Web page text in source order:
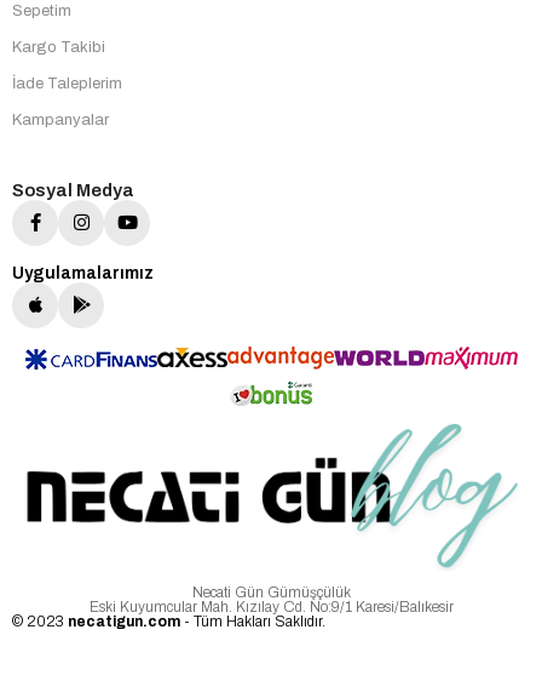
Sepetim
Kargo Takibi
İade Taleplerim
Kampanyalar
Sosyal Medya
Uygulamalarımız
Necati Gün Gümüşçülük
Eski Kuyumcular Mah. Kızılay Cd. No:9/1 Karesi/Balıkesir
© 2023 necatigun.com - Tüm Hakları Saklıdır.